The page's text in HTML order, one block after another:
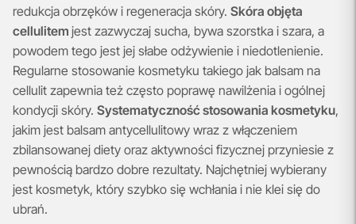
redukcja obrzęków i regeneracja skóry. Skóra objęta
cellulitem jest zazwyczaj sucha, bywa szorstka i szara, a
powodem tego jest jej słabe odżywienie i niedotlenienie.
Regularne stosowanie kosmetyku takiego jak balsam na
cellulit zapewnia też często poprawę nawilżenia i ogólnej
kondycji skóry. Systematyczność stosowania kosmetyku,
jakim jest balsam antycellulitowy wraz z włączeniem
zbilansowanej diety oraz aktywności fizycznej przyniesie z
pewnością bardzo dobre rezultaty. Najchętniej wybierany
jest kosmetyk, który szybko się wchłania i nie klei się do
ubrań.